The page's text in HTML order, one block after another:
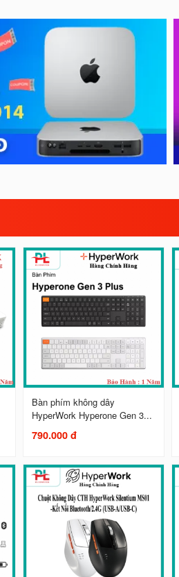
Bàn phím không dây
HyperWork Hyperone Gen 3...
790.000 đ